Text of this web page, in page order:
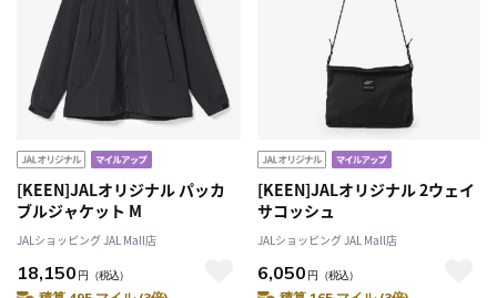
[KEEN]JALオリジナル パッカ
ブルジャケット M
JALショッピング JAL Mall店
18,150 円 （税込）
[KEEN]JALオリジナル 2ウェイ
サコッシュ
JALショッピング JAL Mall店
6,050 円 （税込）